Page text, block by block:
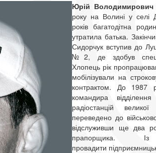
Юрій Володимирович
року на Волині у селі
років багатодітна
утратила батька.
Сидорчук вступив до
№2, де здобув
Хлопець рік
мобілізували на
контрактом. До 1987
командира відділення
радіостанцій
переведено до
відслуживши ще два
провадити